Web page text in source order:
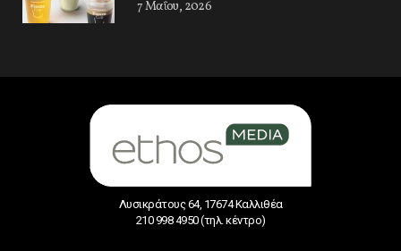
7 Μαΐου, 2026
Λυσικράτους 64, 17674 Καλλιθέα
210 998 4950 (τηλ. κέντρο)